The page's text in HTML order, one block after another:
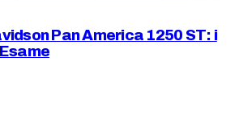
Pan America 1250 ST: i